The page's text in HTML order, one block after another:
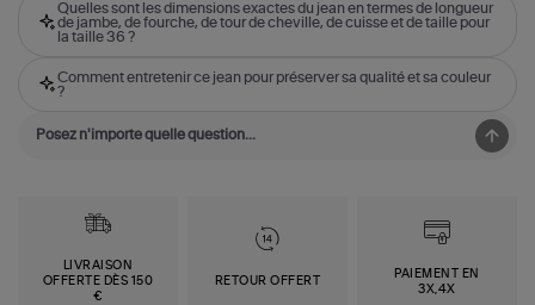
Quelles sont les dimensions exactes du jean en termes de longueur
de jambe, de fourche, de tour de cheville, de cuisse et de taille pour
la taille 36 ?
Comment entretenir ce jean pour préserver sa qualité et sa couleur
?
LIVRAISON
OFFERTE DÈS 150
€
RETOUR OFFERT
PAIEMENT EN
3X,4X